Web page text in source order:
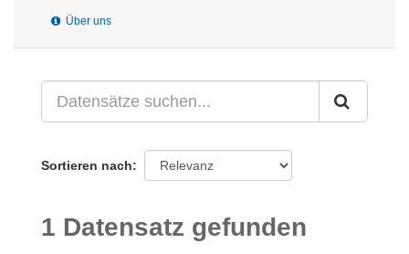
Über uns
Sortieren nach
1 Datensatz gefunden